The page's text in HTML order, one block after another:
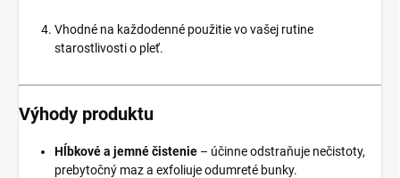
Vhodné na každodenné použitie vo vašej rutine
starostlivosti o pleť.
Výhody produktu
Hĺbkové a jemné čistenie – účinne odstraňuje nečistoty,
prebytočný maz a exfoliuje odumreté bunky.